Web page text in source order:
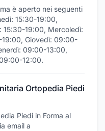
è aperto nei seguenti
15:30-19:00,
19:00, Mercoledì:
Giovedì: 09:00-
09:00-13:00,
12:00.
Ortopedia Piedi
Piedi in Forma al
email a